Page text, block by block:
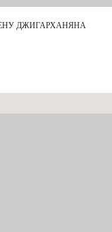
ДЖИГАРХАНЯНА